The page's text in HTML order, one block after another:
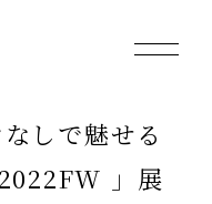
しで魅せる
」展